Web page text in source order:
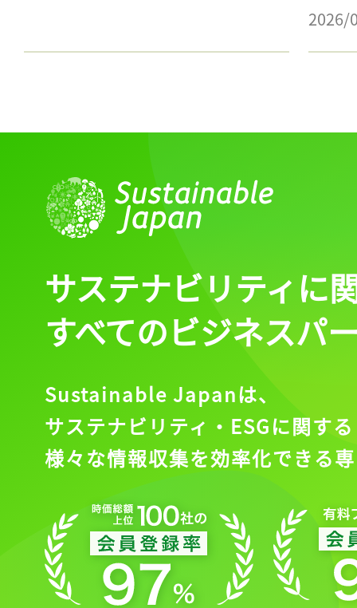
2026/
サステナビリティに
すべてのビジネスパ
Sustainable Japanは、
サステナビリティ・ESGに関する
様々な情報収集を効率化できる